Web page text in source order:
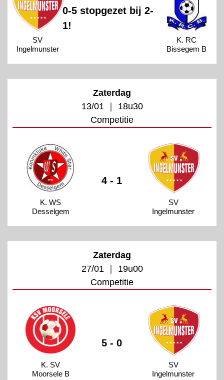
SV
Ingelmunster
0-5 stopgezet bij 2-
1!
K. RC
Bissegem B
Zaterdag
13/01 ｜ 18u30
Competitie
K. WS
Desselgem
4 - 1
SV
Ingelmunster
Zaterdag
27/01 ｜ 19u00
Competitie
K. SV
Moorsele B
5 - 0
SV
Ingelmunster